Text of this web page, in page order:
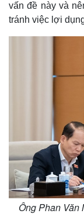
vấn đề này và
tránh việc lợi
Ông Phan Văn